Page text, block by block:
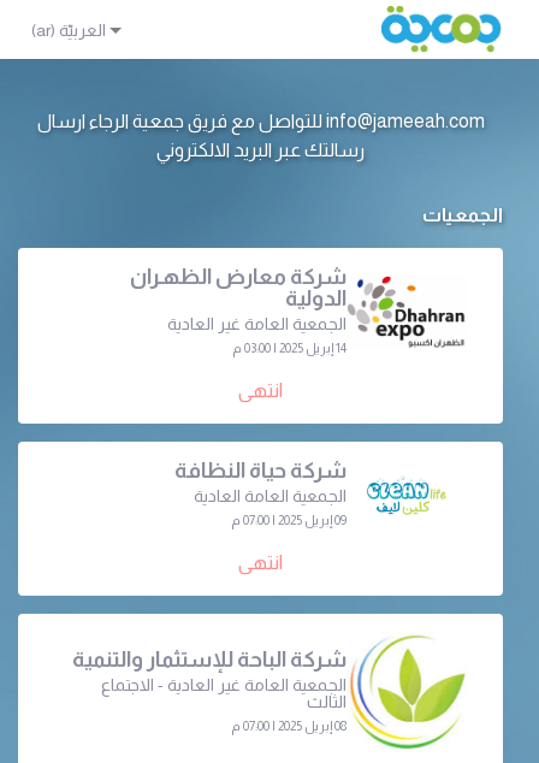
info@jameeah.com للتواصل مع فريق جمعية الرجاء ارسال
رسالتك عبر البريد الالكتروني
الجمعيات
شركة معارض الظهـران
الدولية
الجمعية العامة غير العادية
14 إبريل 2025 | 03:00 م
انتهى
شركة حياة النظافة
الجمعية العامة العادية
09 إبريل 2025 | 07:00 م
انتهى
شركة الباحة للإستثمار والتنمية
الجمعية العامة غير العادية - الاجتماع
الثالث
08 إبريل 2025 | 07:00 م